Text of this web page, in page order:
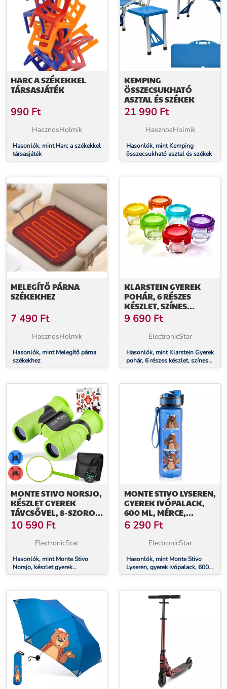
HARC A SZÉKEKKEL
TÁRSASJÁTÉK
990 Ft
HasznosHolmik
Hasonlók, mint Harc a székekkel
társasjáték
KEMPING
ÖSSZECSUKHATÓ
ASZTAL ÉS SZÉKEK
21 990 Ft
HasznosHolmik
Hasonlók, mint Kemping
összecsukható asztal és székek
MELEGÍTŐ PÁRNA
SZÉKEKHEZ
7 490 Ft
HasznosHolmik
Hasonlók, mint Melegítő párna
székekhez
KLARSTEIN GYEREK
POHÁR, 6 RÉSZES
KÉSZLET, SZÍNES
FEDELEK,
LÉGMENTESEN ZÁRT,
NEM ÁTERESZTŐ
9 690 Ft
ElectronicStar
Hasonlók, mint Klarstein Gyerek
pohár, 6 részes készlet, színes
fedelek, légmentesen zárt, nem
MONTE STIVO NORSJO,
KÉSZLET GYEREK
TÁVCSŐVEL, 8-SZOROS
NAGYÍTÁS, NAGYÍTÓ,
IRÁNYTŰ, TÁSKA
10 590 Ft
ElectronicStar
Hasonlók, mint Monte Stivo
Norsjo, készlet gyerek
távcsővel, 8-szoros nagyítás,
MONTE STIVO LYSEREN,
GYEREK IVÓPALACK,
600 ML, MÉRCE,
VÍZHATLAN
GYÜMÖLCSSZŰRŐ
6 290 Ft
ElectronicStar
Hasonlók, mint Monte Stivo
Lyseren, gyerek ivópalack, 600
ml, mérce, vízhatlan